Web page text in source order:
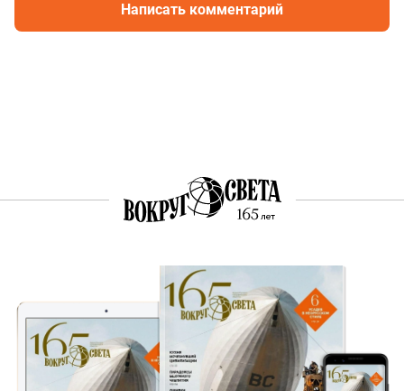
Написать комментарий